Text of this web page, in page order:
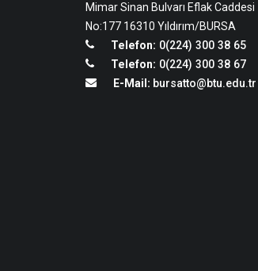
Mimar Sinan Bulvarı Eflak Caddesi
No:177 16310 Yıldırım/BURSA
Telefon: 0(224) 300 38 65
Telefon: 0(224) 300 38 67
E-Mail: bursatto@btu.edu.tr